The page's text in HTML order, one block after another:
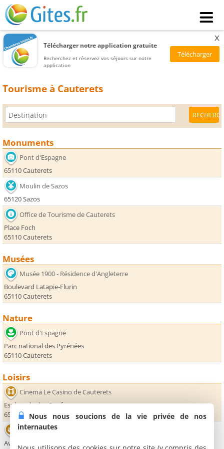
Télécharger notre application gratuite
Recherchez et réservez vos séjours sur notre
application
x
Tourisme à Cauterets
Monuments
Pont d'Espagne
65110 Cauterets
Moulin de Sazos
65120 Sazos
Office de Tourisme de Cauterets
Place Foch
65110 Cauterets
Musées
Musée 1900 - Résidence d'Angleterre
Boulevard Latapie-Flurin
65110 Cauterets
Nature
Pont d'Espagne
Parc national des Pyrénées
65110 Cauterets
Loisirs
Cinema Le Casino de Cauterets
Esplanade des Oeufs
65110 Cauterets
Thermes de Cauterets
Avenue du Dr Domer
Nous nous soucions de la vie privée de nos
internautes